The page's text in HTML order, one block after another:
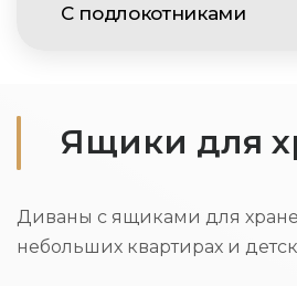
С подлокотниками
Ящики для
Диваны с ящиками для
небольших квартирах и